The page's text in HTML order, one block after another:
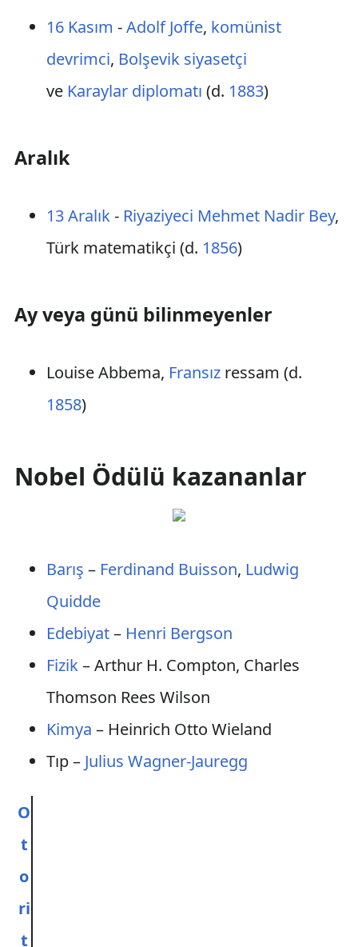
16 Kasım -Adolf Joffe, komünist
devrimci, Bolşevik siyasetçi
ve Karaylar diplomatı (d. 1883)
Aralık
13 Aralık- Riyaziyeci Mehmet Nadir Bey,
Türk matematikçi (d. 1856)
Ay veya günü bilinmeyenler
Louise Abbema, Fransızressam (d.
1858)
Nobel Ödülü kazananlar
Barış – Ferdinand Buisson, Ludwig
Quidde
Edebiyat– Henri Bergson
Fizik– Arthur H. Compton, Charles
Thomson Rees Wilson
Kimya – Heinrich Otto Wieland
Tıp – Julius Wagner-Jauregg
O
t
o
ri
t